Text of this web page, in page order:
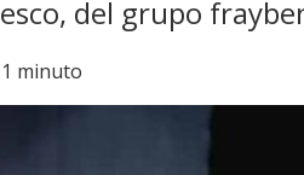
del grupo
minuto